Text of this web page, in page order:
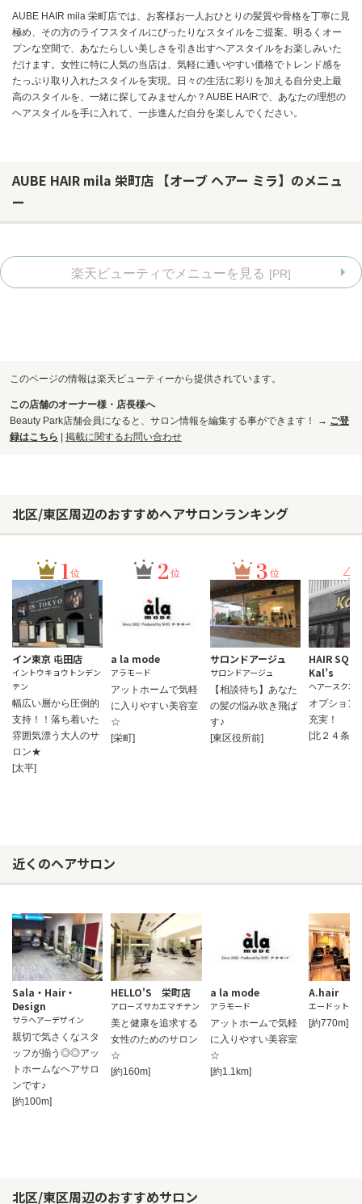
ネイルカタログ
メンズカタログ
お問い合わせ
AUBE HAIR mila 栄町店では、お客様お一人おひとりの髪質や骨格を丁寧に見
極め、その方のライフスタイルにぴったりなスタイルをご提案。明るくオー
プンな空間で、あなたらしい美しさを引き出すヘアスタイルをお楽しみいた
だけます。女性に特に人気の当店は、気軽に通いやすい価格でトレンド感を
たっぷり取り入れたスタイルを実現。日々の生活に彩りを加える自分史上最
高のスタイルを、一緒に探してみませんか？AUBE HAIRで、あなたの理想の
ヘアスタイルを手に入れて、一歩進んだ自分を楽しんでください。
AUBE HAIR mila 栄町店 【オーブ ヘアー ミラ】のメニュ
ー
楽天ビューティでメニューを見る [PR]
このページの情報は楽天ビューティーから提供されています。
この店舗のオーナー様・店長様へ
Beauty Park店舗会員になると、サロン情報を編集する事ができます！ → ご登
録はこちら | 掲載に関するお問い合わせ
北区/東区周辺のおすすめヘアサロンランキング
1位
イン東京 屯田店
イントウキョウトンデン
テン
幅広い層から圧倒的
支持！！落ち着いた
雰囲気漂う大人のサ
ロン★
[太平]
2 位
a la mode
アラモード
アットホームで気軽
に入りやすい美容室
☆
[栄町]
3 位
サロンドアージュ
サロンドアージュ
【相談待ち】あなた
の髪の悩み吹き飛ば
す♪
[東区役所前]
4
HAIR
Kal’s
ヘアースクエ
オプション
充実！
[北２４条]
近くのヘアサロン
Sala・Hair・
Design
サラヘアーデザイン
親切で気さくなスタ
ッフが揃う◎◎アッ
トホームなヘアサロ
ンです♪
[約100m]
HELLO'S 栄町店
アローズサカエマチテン
美と健康を追求する
女性のためのサロン
☆
[約160m]
a la mode
アラモード
アットホームで気軽
に入りやすい美容室
☆
[約1.1km]
A.hair
エードットヘ
[約770m]
北区/東区周辺のおすすめサロン